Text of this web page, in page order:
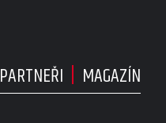
PARTNEŘI MAGAZÍN